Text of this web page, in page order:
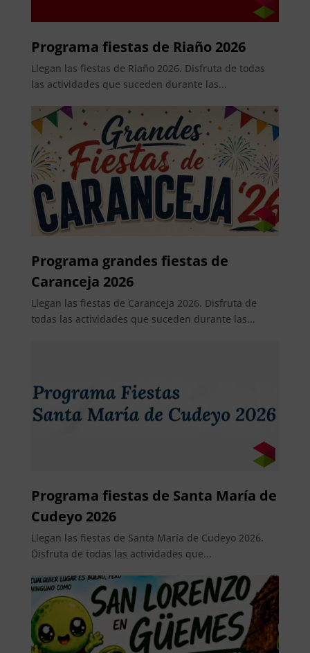
Programa fiestas de Riaño 2026
Llegan las fiestas de Riaño 2026. Disfruta de todas
las actividades que suceden durante las...
Programa grandes fiestas de
Caranceja 2026
Llegan las fiestas de Caranceja 2026. Disfruta de
todas las actividades que suceden durante las...
Programa fiestas de Santa María de
Cudeyo 2026
Llegan las fiestas de Santa María de Cudeyo 2026.
Disfruta de todas las actividades que...